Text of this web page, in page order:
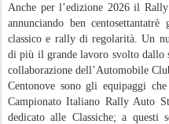
Anche per l’edizione 2026 il
annunciando ben
classico e rally di regolarità. Un
di più il grande lavoro svolto dallo
collaborazione dell’Automobile
Centonove sono gli equipaggi
Campionato Italiano Rally Auto
dedicato alle Classiche; a